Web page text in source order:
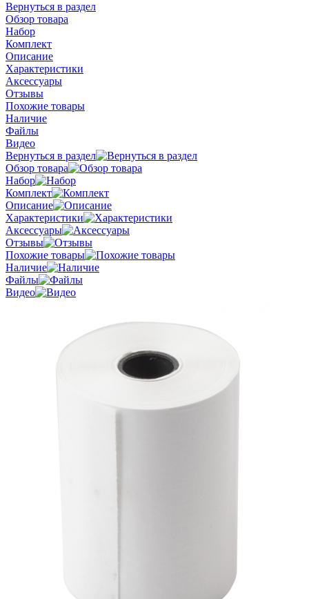
Вернуться в раздел
Обзор товара
Набор
Комплект
Описание
Характеристики
Аксессуары
Отзывы
Похожие товары
Наличие
Файлы
Видео
Вернуться в раздел
Обзор товара
Набор
Комплект
Описание
Характеристики
Аксессуары
Отзывы
Похожие товары
Наличие
Файлы
Видео